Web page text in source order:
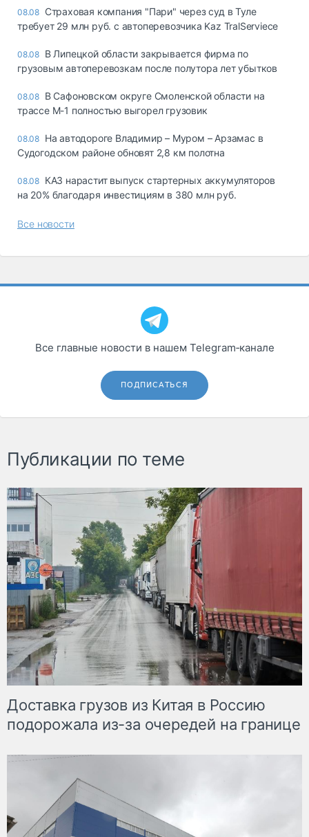
08.08 Страховая компания "Пари" через суд в Туле
требует 29 млн руб. с автоперевозчика Kaz TralServiece
08.08 В Липецкой области закрывается фирма по
грузовым автоперевозкам после полутора лет убытков
08.08 В Сафоновском округе Смоленской области на
трассе М-1 полностью выгорел грузовик
08.08 На автодороге Владимир – Муром – Арзамас в
Судогодском районе обновят 2,8 км полотна
08.08 КАЗ нарастит выпуск стартерных аккумуляторов
на 20% благодаря инвестициям в 380 млн руб.
Все новости
Все главные новости в нашем Telegram‑канале
ПОДПИСАТЬСЯ
Публикации по теме
Доставка грузов из Китая в Россию
подорожала из-за очередей на границе